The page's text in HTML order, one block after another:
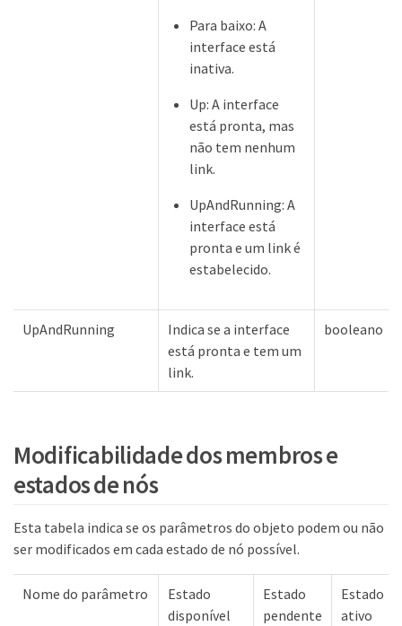
Para baixo: A
interface está
inativa.
Up: A interface
está pronta, mas
não tem nenhum
link.
UpAndRunning: A
interface está
pronta e um link é
estabelecido.
UpAndRunning
Indica se a interface
está pronta e tem um
link.
booleano
Modificabilidade dos membros e
estados de nós
Esta tabela indica se os parâmetros do objeto podem ou não
ser modificados em cada estado de nó possível.
Nome do parâmetro
Estado
disponível
Estado
pendente
Estado
ativo